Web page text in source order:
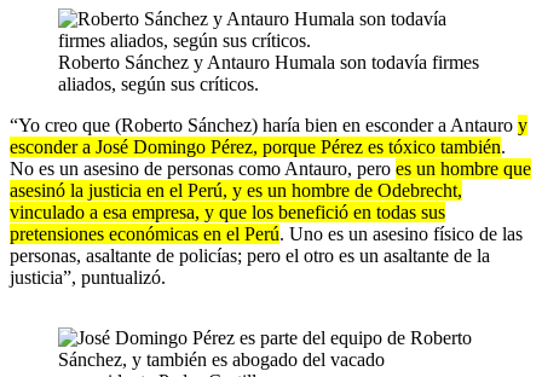
Roberto Sánchez y Antauro Humala son todavía firmes
aliados, según sus críticos.
“Yo creo que (Roberto Sánchez) haría bien en esconder a Antauro y
esconder a José Domingo Pérez, porque Pérez es tóxico también.
No es un asesino de personas como Antauro, pero es un hombre que
asesinó la justicia en el Perú, y es un hombre de Odebrecht,
vinculado a esa empresa, y que los benefició en todas sus
pretensiones económicas en el Perú. Uno es un asesino físico de las
personas, asaltante de policías; pero el otro es un asaltante de la
justicia”, puntualizó.